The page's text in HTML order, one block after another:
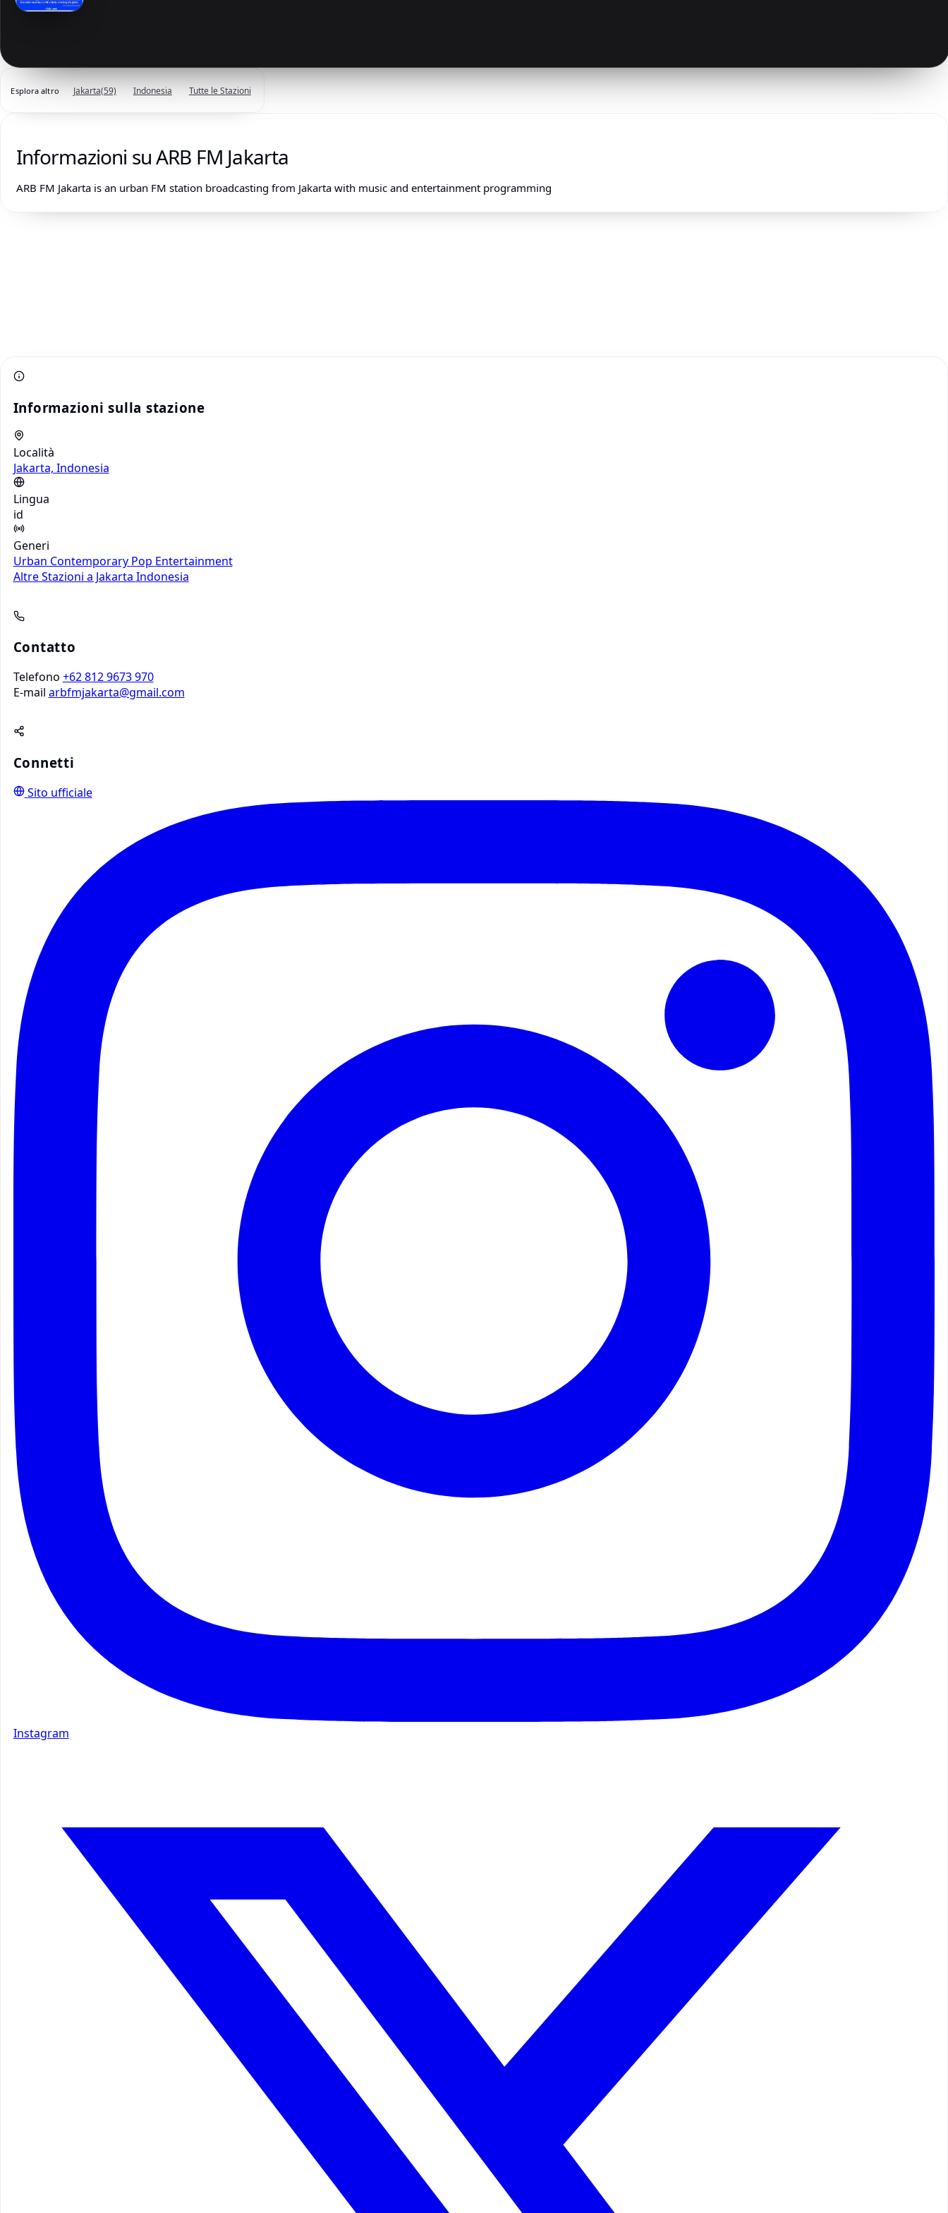
Esplora altro Jakarta(59) Indonesia Tutte le Stazioni
Informazioni su ARB FM Jakarta
ARB FM Jakarta is an urban FM station broadcasting from Jakarta with music and entertainment programming
Informazioni sulla stazione
Località
Jakarta, Indonesia
Lingua
id
Generi
Urban Contemporary Pop Entertainment
Altre Stazioni a Jakarta Indonesia
Contatto
Telefono +62 812 9673 970
E-mail arbfmjakarta@gmail.com
Connetti
Sito ufficiale
Instagram